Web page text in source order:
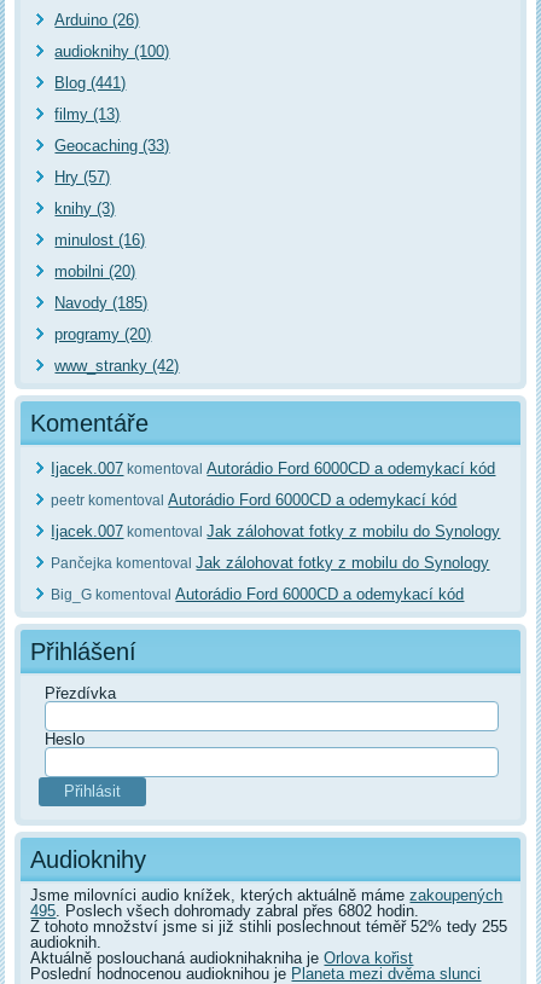
Arduino (26)
audioknihy (100)
Blog (441)
filmy (13)
Geocaching (33)
Hry (57)
knihy (3)
minulost (16)
mobilni (20)
Navody (185)
programy (20)
www_stranky (42)
Komentáře
Ijacek.007 komentovalAutorádio Ford 6000CD a odemykací kód
peetr komentovalAutorádio Ford 6000CD a odemykací kód
Ijacek.007 komentovalJak zálohovat fotky z mobilu do Synology
Pančejka komentovalJak zálohovat fotky z mobilu do Synology
Big_G komentovalAutorádio Ford 6000CD a odemykací kód
Přihlášení
Přezdívka
Heslo
Audioknihy
Jsme milovníci audio knížek, kterých aktuálně mámezakoupených
495 . Poslech všech dohromady zabral přes 6802 hodin.
Z tohoto množství jsme si již stihli poslechnout téměř 52% tedy 255
audioknih.
Aktuálně poslouchaná audioknihakniha jeOrlova kořist
Poslední hodnocenou audioknihou je Planeta mezi dvěma slunci